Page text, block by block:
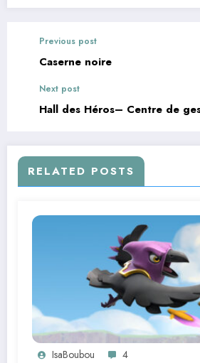
Previous post
Caserne noire
Next post
Hall des Héros– Centre de
RELATED POSTS
IsaBoubou 4